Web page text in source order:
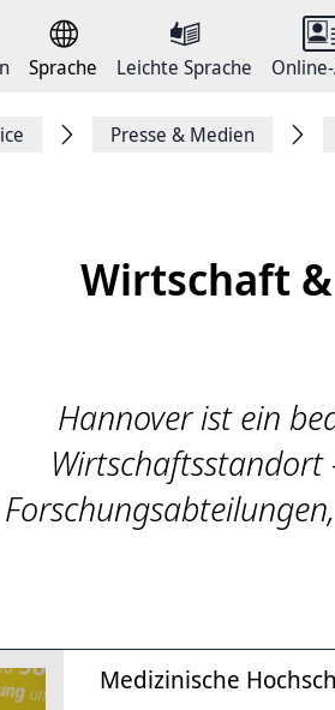
Sprache Leichte Sprache
Presse & Medien
Wirtschaft
Hannover ist ein
Medizinische